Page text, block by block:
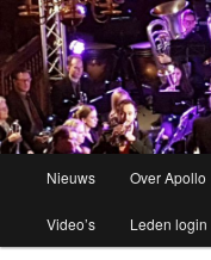
Apollo Grou
Brassband
Skip
to
Nieuws Over Apollo
Video’s Leden login